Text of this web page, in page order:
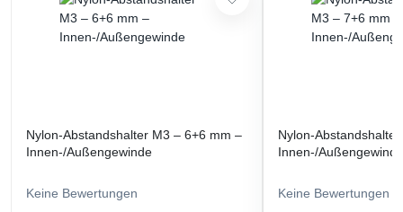
Nylon-Abstandshalter M3 – 6+6 mm –
Innen-/Außengewinde
Keine Bewertungen
Nylon-
Innen-/Außengewinde
Keine Bewertungen